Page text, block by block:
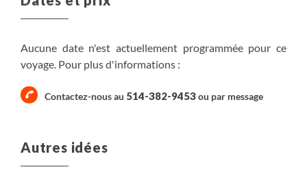
750 m
7 km
Plus de détails
Aucune date n'est actuellement programmée pour ce
voyage. Pour plus d'informations :
Contactez-nous au 514-382-9453ou par message
Autres idées